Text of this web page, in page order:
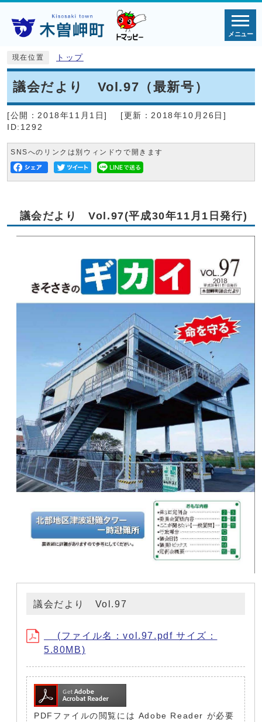
メニュー
現在位置 トップ
議会だより Vol.97（最新号）
[公開： 2018年11月1日] [更新： 2018年10月26日]
ID:1292
SNSへのリンクは別ウィンドウで開きます
議会だより Vol.97(平成30年11月1日発行)
議会だより Vol.97
(ファイル名：vol.97.pdf サイズ：
5.80MB)
PDFファイルの閲覧には Adobe Reader が必要